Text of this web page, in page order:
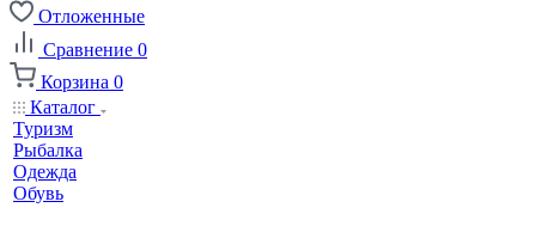
Отложенные
Сравнение 0
Корзина 0
Каталог
Туризм
Рыбалка
Одежда
Обувь